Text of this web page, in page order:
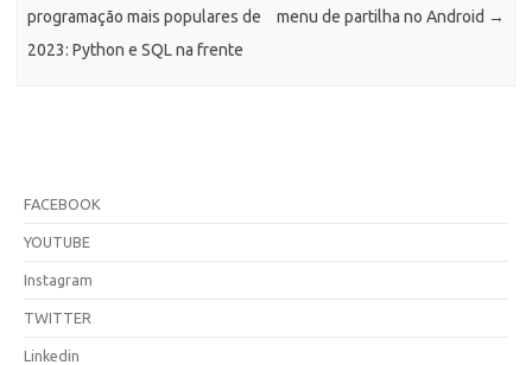
programação mais populares de
2023: Python e SQL na frente
menu de partilha no Android →
FACEBOOK
YOUTUBE
Instagram
TWITTER
Linkedin